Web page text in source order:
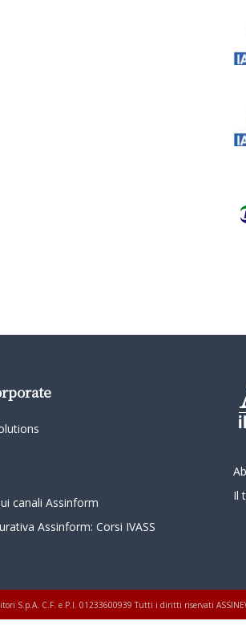
canali Assinform
Assinform: Corsi IVASS
Il
S.p.A. C.F. e P.I. 01233600939 Tutti i diritti riservati